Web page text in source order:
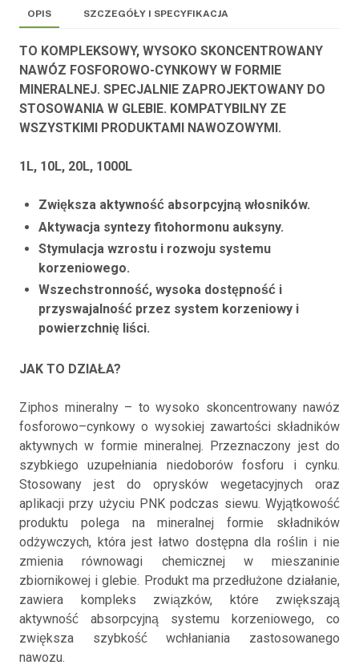
OPIS SZCZEGÓŁY I SPECYFIKACJA
TO KOMPLEKSOWY, WYSOKO SKONCENTROWANY
NAWÓZ FOSFOROWO-CYNKOWY W FORMIE
MINERALNEJ. SPECJALNIE ZAPROJEKTOWANY DO
STOSOWANIA W GLEBIE. KOMPATYBILNY ZE
WSZYSTKIMI PRODUKTAMI NAWOZOWYMI.
1L, 10L, 20L, 1000L
Zwiększa aktywność absorpcyjną włosników.
Aktywacja syntezy fitohormonu auksyny.
Stymulacja wzrostu i rozwoju systemu
korzeniowego.
Wszechstronność, wysoka dostępność i
przyswajalność przez system korzeniowy i
powierzchnię liści.
JAK TO DZIAŁA?
Ziphos mineralny – to wysoko skoncentrowany nawóz
fosforowo–cynkowy o wysokiej zawartości składników
aktywnych w formie mineralnej. Przeznaczony jest do
szybkiego uzupełniania niedoborów fosforu i cynku.
Stosowany jest do oprysków wegetacyjnych oraz
aplikacji przy użyciu PNK podczas siewu. Wyjątkowość
produktu polega na mineralnej formie składników
odżywczych, która jest łatwo dostępna dla roślin i nie
zmienia równowagi chemicznej w mieszaninie
zbiornikowej i glebie. Produkt ma przedłużone działanie,
zawiera kompleks związków, które zwiększają
aktywność absorpcyjną systemu korzeniowego, co
zwiększa szybkość wchłaniania zastosowanego
nawozu.